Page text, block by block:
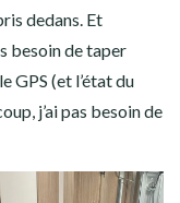
dedans. Et
besoin de taper
GPS (et l’état du
j’ai pas besoin de